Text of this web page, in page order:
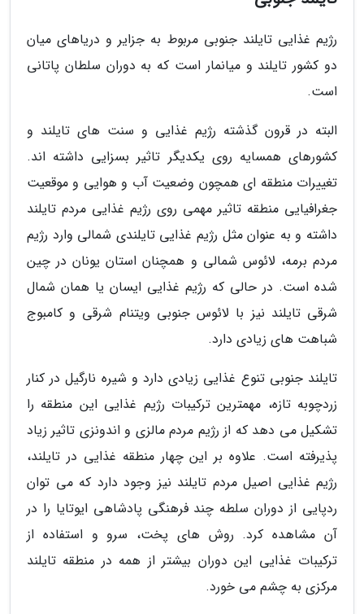
رژیم غذایی تایلند جنوبی مربوط به جزایر و دریاهای میان
دو کشور تایلند و میانمار است که به دوران سلطان پاتانی
است.
البته در قرون گذشته رژیم غذایی و سنت های تایلند و
کشورهای همسایه روی یکدیگر تاثیر بسزایی داشته اند.
تغییرات منطقه ای همچون وضعیت آب و هوایی و موقعیت
جغرافیایی منطقه تاثیر مهمی روی رژیم غذایی مردم تایلند
داشته و به عنوان مثل رژیم غذایی تایلندی شمالی وارد رژیم
مردم برمه، لائوس شمالی و همچنان استان یونان در چین
شده است. در حالی که رژیم غذایی ایسان یا همان شمال
شرقی تایلند نیز با لائوس جنوبی ویتنام شرقی و کامبوج
شباهت های زیادی دارد.
تایلند جنوبی تنوع غذایی زیادی دارد و شیره نارگیل در کنار
زردچوبه تازه، مهمترین ترکیبات رژیم غذایی این منطقه را
تشکیل می دهد که از رژیم مردم مالزی و اندونزی تاثیر زیاد
پذیرفته است. علاوه بر این چهار منطقه غذایی در تایلند،
رژیم غذایی اصیل مردم تایلند نیز وجود دارد که می توان
ردپایی از دوران سلطه چند فرهنگی پادشاهی ایوتایا را در
آن مشاهده کرد. روش های پخت، سرو و استفاده از
ترکیبات غذایی این دوران بیشتر از همه در منطقه تایلند
مرکزی به چشم می خورد.